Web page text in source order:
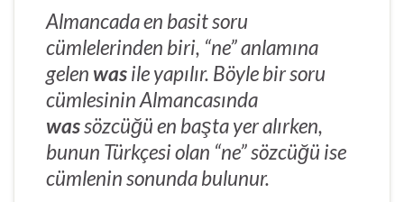
Almancada en basit soru
cümlelerinden biri, “ne” anlamına
gelen wasile yapılır. Böyle bir soru
cümlesinin Almancasında
wassözcüğü en başta yer alırken,
bunun Türkçesi olan “ne” sözcüğü ise
cümlenin sonunda bulunur.